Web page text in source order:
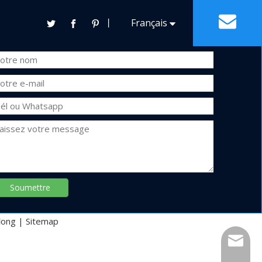
丨 Français
English
EN CONTACT
Soumettre
| Sitemap